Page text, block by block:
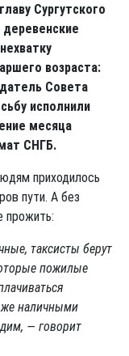
Сургутского
возраста:
Совета
исполнили
месяца
СНГБ.
приходилось
пути. А без
прожить:
таксисты берут
пожилые
наличными
— говорит